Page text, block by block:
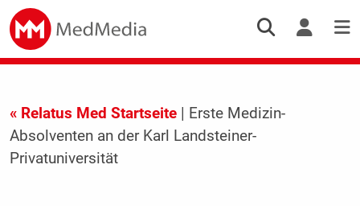
« Relatus Med Startseite| Erste Medizin-
Absolventen an der Karl Landsteiner-
Privatuniversität